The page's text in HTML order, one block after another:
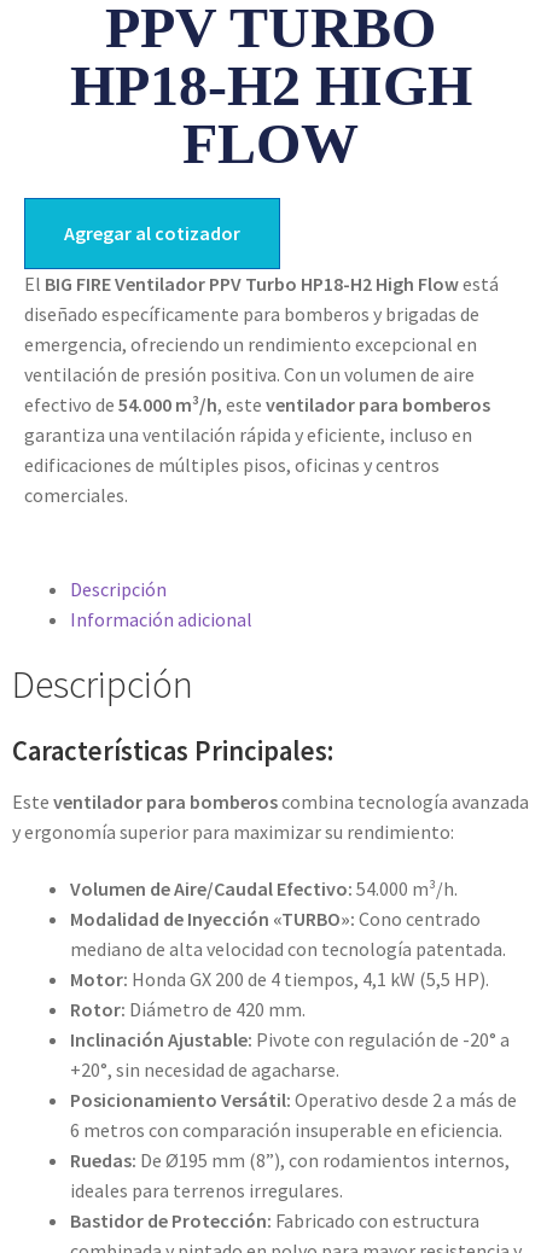
PPV TURBO
HP18-H2 HIGH
FLOW
Agregar al cotizador
El BIG FIRE Ventilador PPV Turbo HP18-H2 High Flowestá
diseñado específicamente para bomberos y brigadas de
emergencia, ofreciendo un rendimiento excepcional en
ventilación de presión positiva. Con un volumen de aire
efectivo de 54.000 m³/h, este ventilador para bomberos
garantiza una ventilación rápida y eficiente, incluso en
edificaciones de múltiples pisos, oficinas y centros
comerciales.
Descripción
Información adicional
Descripción
Características Principales:
Este ventilador para bomberoscombina tecnología avanzada
y ergonomía superior para maximizar su rendimiento:
Volumen de Aire/Caudal Efectivo: 54.000 m³/h.
Modalidad de Inyección «TURBO»: Cono centrado
mediano de alta velocidad con tecnología patentada.
Motor: Honda GX 200 de 4 tiempos, 4,1 kW (5,5 HP).
Rotor: Diámetro de 420 mm.
Inclinación Ajustable: Pivote con regulación de -20° a
+20°, sin necesidad de agacharse.
Posicionamiento Versátil: Operativo desde 2 a más de
6 metros con comparación insuperable en eficiencia.
Ruedas: De Ø195 mm (8”), con rodamientos internos,
ideales para terrenos irregulares.
Bastidor de Protección: Fabricado con estructura